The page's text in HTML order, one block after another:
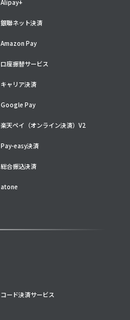
銀聯ネット決済
Amazon Pay
口座振替サービス
キャリア決済
Alipay+
楽天ペイ（オンライン決済）V2
Google Pay
Pay-easy決済
総合振込決済
atone
コード決済サービス